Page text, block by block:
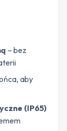
– bez
aby
(IP65)